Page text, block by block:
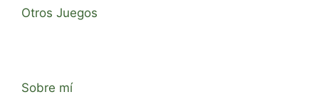
Otros Juegos
Sobre mí